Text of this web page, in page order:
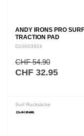
ANDY IRONS PRO SURF
TRACTION PAD
D10003924
CHF 54.90
CHF 32.95
Surf Rucksäcke